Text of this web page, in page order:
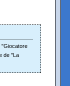
"Giocatore
de "La